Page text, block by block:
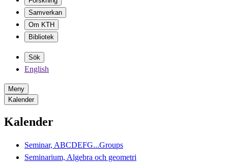
Samverkan
Om KTH
Bibliotek
Sök
English
Meny
Kalender
Kalender
Seminar, ABCDEFG...Groups
Seminarium, Algebra och geometri